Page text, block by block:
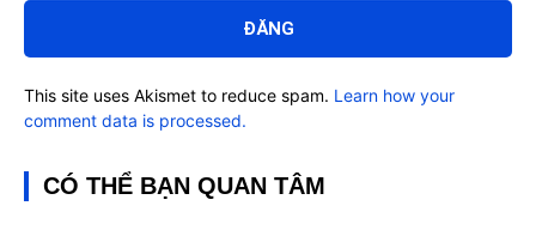
luận:
This site uses Akismet to reduce spam. Learn how your
comment data is processed.
CÓ THỂ BẠN QUAN TÂM